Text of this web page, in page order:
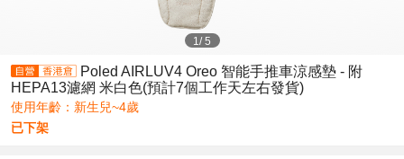
1/5
Poled AIRLUV4 Oreo 智能手推車涼感墊 - 附
HEPA13濾網 米白色(預計7個工作天左右發貨)
使用年齡：新生兒~4歲
已下架